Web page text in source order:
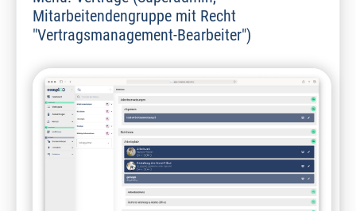
Mitarbeitendengruppe mit Recht
"Vertragsmanagement-Bearbeiter")